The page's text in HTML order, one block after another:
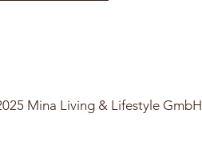
Mina Living & Lifestyle GmbH